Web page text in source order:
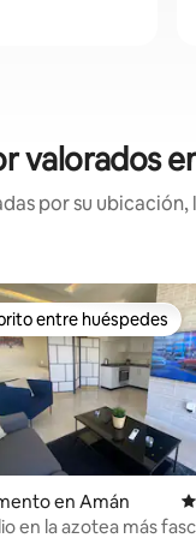
valorados
por su
entre huéspedes
entre huéspedes
en Amán
en la azotea más